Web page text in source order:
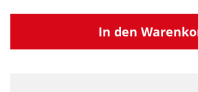
In den